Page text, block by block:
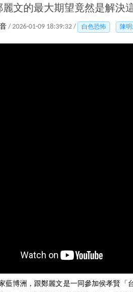
麗文的最大期望竟然是解決
/ 2026-01-09 18:39:32 / 白色恐怖 陳明
藍博洲，跟鄭麗文是一同參加侯孝賢「